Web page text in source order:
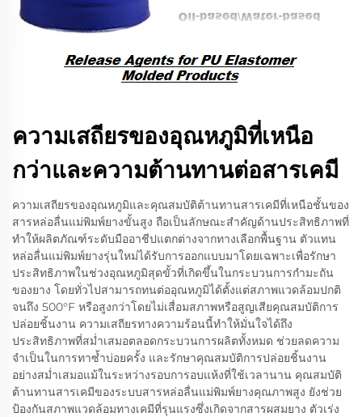
ความเสถียรของอุณหภูมิที่เหนือ
กว่าและความต้านทานต่อสารเคมี
ความเสถียรของอุณหภูมิและคุณสมบัติต้านทานสารเคมีที่เหนือชั้นของ
สารหล่อลื่นแม่พิมพ์ยางขั้นสูง ถือเป็นลักษณะสำคัญด้านประสิทธิภาพที่
ทำให้ผลิตภัณฑ์ระดับมืออาชีปแตกต่างจากทางเลือกพื้นฐาน ตัวแทน
หล่อลื่นแม่พิมพ์ยางรุ่นใหม่ได้รับการออกแบบมาโดยเฉพาะเพื่อรักษา
ประสิทธิภาพในช่วงอุณหภูมิสุดขั้วที่เกิดขึ้นในกระบวนการกำมะถัน
ของยาง โดยทั่วไปสามารถทนต่ออุณหภูมิได้ตั้งแต่สภาพแวดล้อมปกติ
จนถึง 500°F หรือสูงกว่าโดยไม่เสื่อมสภาพหรือสูญเสียคุณสมบัติการ
ปล่อยชิ้นงาน ความเสถียรทางความร้อนนี้ทำให้มั่นใจได้ถึง
ประสิทธิภาพที่สม่ำเสมอตลอดกระบวนการผลิตทั้งหมด ช่วยลดความ
จำเป็นในการทาซ้ำบ่อยครั้ง และรักษาคุณสมบัติการปล่อยชิ้นงาน
อย่างสม่ำเสมอแม้ในระหว่างรอบการอบแห้งที่ใช้เวลานาน คุณสมบัติ
ต้านทานสารเคมีของระบบสารหล่อลื่นแม่พิมพ์ยางคุณภาพสูง ยังช่วย
ป้องกันสภาพแวดล้อมทางเคมีที่รุนแรงซึ่งเกิดจากสารผสมยาง ตัวเร่ง